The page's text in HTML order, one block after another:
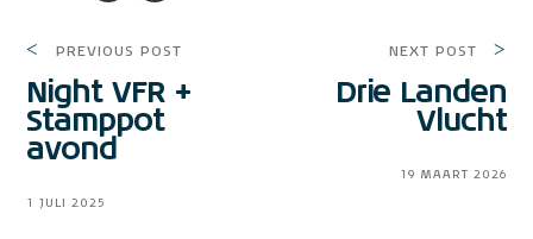
PREVIOUS POST
Night VFR +
Stamppot
avond
1 JULI 2025
NEXT POST
Drie Landen
Vlucht
19 MAART 2026